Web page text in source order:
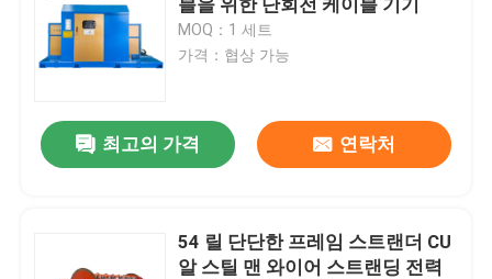
MOQ：1 세트
가격：협상 가능
최고의 가격 연락처
54 릴 단단한 프레임 스트랜더 CU
알 스틸 맨 와이어 스트랜딩 전력